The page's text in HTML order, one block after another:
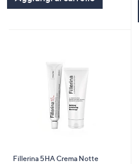
Fillerina 5HA Crema Notte